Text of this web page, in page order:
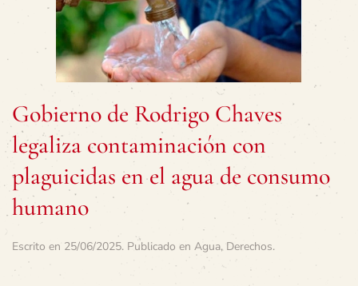
Gobierno de Rodrigo Chaves
legaliza contaminación con
plaguicidas en el agua de consumo
humano
Escrito en 25/06/2025. Publicado en Agua, Derechos.